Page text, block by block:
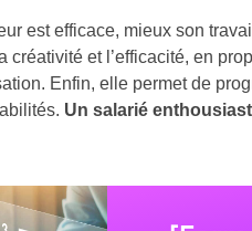
est efficace, mieux son
créativité et l’efficacité, en
Enfin, elle permet de
Un salarié